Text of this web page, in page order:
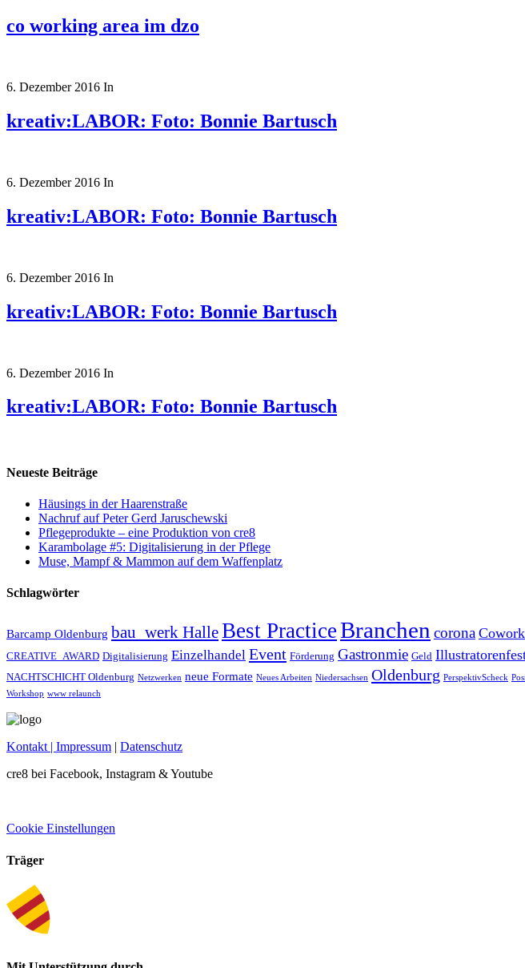
co working area im dzo
6. Dezember 2016 In
kreativ:LABOR: Foto: Bonnie Bartusch
6. Dezember 2016 In
kreativ:LABOR: Foto: Bonnie Bartusch
6. Dezember 2016 In
kreativ:LABOR: Foto: Bonnie Bartusch
6. Dezember 2016 In
kreativ:LABOR: Foto: Bonnie Bartusch
Neueste Beiträge
Häusings in der Haarenstraße
Nachruf auf Peter Gerd Jaruschewski
Pflegeprodukte – eine Produktion von cre8
Karambolage #5: Digitalisierung in der Pflege
Muse, Mampf & Mammon auf dem Waffenplatz
Schlagwörter
Barcamp Oldenburg bau_werk HalleBest PracticeBranchen corona
CREATIVE_AWARD Digitalisierung Einzelhandel Event Förderung Gastronmie Geld
NACHTSCHICHT Oldenburg Netzwerken neue Formate Neues Arbeiten Niedersachsen Oldenburg PerspektivScheck
Workshop www relaunch
Kontakt | Impressum | Datenschutz
cre8 bei Facebook, Instagram & Youtube
Cookie Einstellungen
Träger